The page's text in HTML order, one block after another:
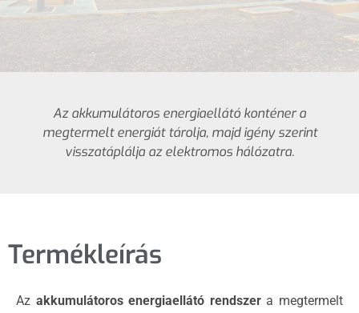
Az akkumulátoros energiaellátó konténer a
megtermelt energiát tárolja, majd igény szerint
visszatáplálja az elektromos hálózatra.
Termékleírás
Az akkumulátoros energiaellátó rendszera megtermelt